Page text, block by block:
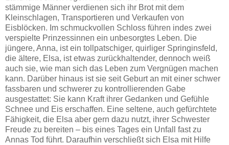
stämmige Männer verdienen sich ihr Brot mit dem
Kleinschlagen, Transportieren und Verkaufen von
Eisblöcken. Im schmuckvollen Schloss führen indes zwei
verspielte Prinzessinnen ein unbesorgtes Leben. Die
jüngere, Anna, ist ein tollpatschiger, quirliger Springinsfeld,
die ältere, Elsa, ist etwas zurückhaltender, dennoch weiß
auch sie, wie man sich das Leben zum Vergnügen machen
kann. Darüber hinaus ist sie seit Geburt an mit einer schwer
fassbaren und schwerer zu kontrollierenden Gabe
ausgestattet: Sie kann Kraft ihrer Gedanken und Gefühle
Schnee und Eis erschaffen. Eine seltene, auch gefürchtete
Fähigkeit, die Elsa aber gern dazu nutzt, ihrer Schwester
Freude zu bereiten – bis eines Tages ein Unfall fast zu
Annas Tod führt. Daraufhin verschließt sich Elsa mit Hilfe